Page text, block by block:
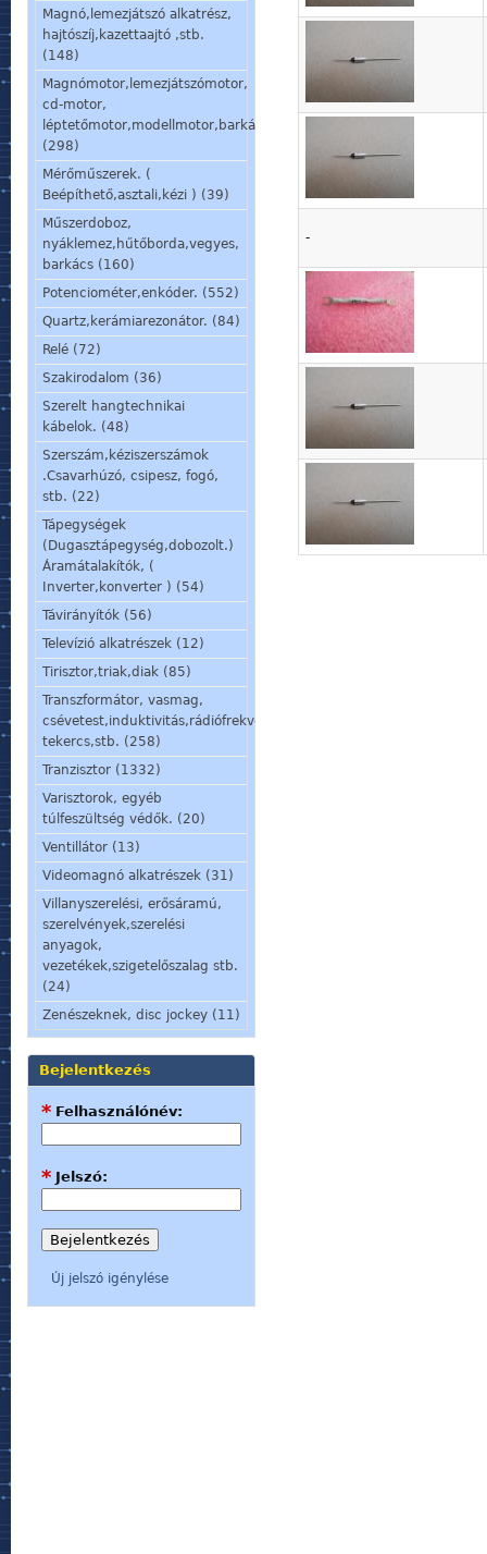
Magnó,lemezjátszó alkatrész,
hajtószíj,kazettaajtó ,stb.
(148)
Magnómotor,lemezjátszómotor,
cd-motor,
léptetőmotor,modellmotor,barkácsmotor.
(298)
Mérőműszerek. (
Beépíthető,asztali,kézi ) (39)
Műszerdoboz,
nyáklemez,hűtőborda,vegyes,
barkács (160)
Potenciométer,enkóder. (552)
Quartz,kerámiarezonátor. (84)
Relé (72)
Szakirodalom (36)
Szerelt hangtechnikai
kábelok. (48)
Szerszám,kéziszerszámok
.Csavarhúzó, csipesz, fogó,
stb. (22)
Tápegységek
(Dugasztápegység,dobozolt.)
Áramátalakítók, (
Inverter,konverter ) (54)
Távirányítók (56)
Televízió alkatrészek (12)
Tirisztor,triak,diak (85)
Transzformátor, vasmag,
csévetest,induktivitás,rádiófrekvenciás
tekercs,stb. (258)
Tranzisztor (1332)
Varisztorok, egyéb
túlfeszültség védők. (20)
Ventillátor (13)
Videomagnó alkatrészek (31)
Villanyszerelési, erősáramú,
szerelvények,szerelési
anyagok,
vezetékek,szigetelőszalag stb.
(24)
Zenészeknek, disc jockey (11)
Bejelentkezés
Felhasználónév:
*
Jelszó:
*
Új jelszó igénylése
-